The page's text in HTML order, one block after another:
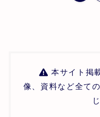
本サイト掲
像、資料など全て